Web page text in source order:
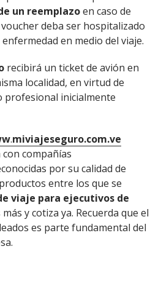
un reemplazoen caso de
deba ser hospitalizado
en medio del viaje.
recibirá un ticket de avión en
localidad, en virtud de
profesional inicialmente
.miviajeseguro.com.ve
compañías
por su calidad de
entre los que se
viaje para ejecutivos de
y cotiza ya. Recuerda que el
es parte fundamental del